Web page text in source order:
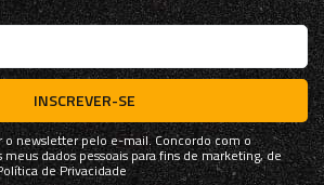
INSCREVER-SE
o newsletter pelo e-mail. Concordo com o
dados pessoais para fins de marketing, de
de Privacidade